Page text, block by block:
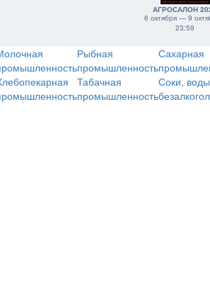
АГРОСАЛОН
6 октября — 9
23:59
Рыбная
промышленность
Сахарная
Табачная
промышленность
Соки,